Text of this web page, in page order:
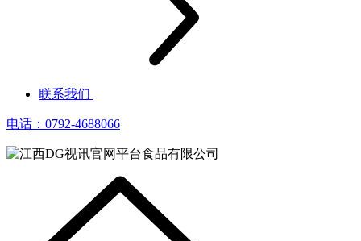
联系我们
电话：0792-4688066